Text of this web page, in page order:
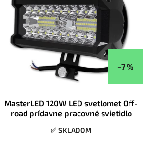
–7 %
MasterLED 120W LED svetlomet Off-
road prídavne pracovné svietidlo
✅ SKLADOM